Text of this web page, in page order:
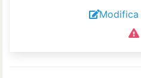
Modifica